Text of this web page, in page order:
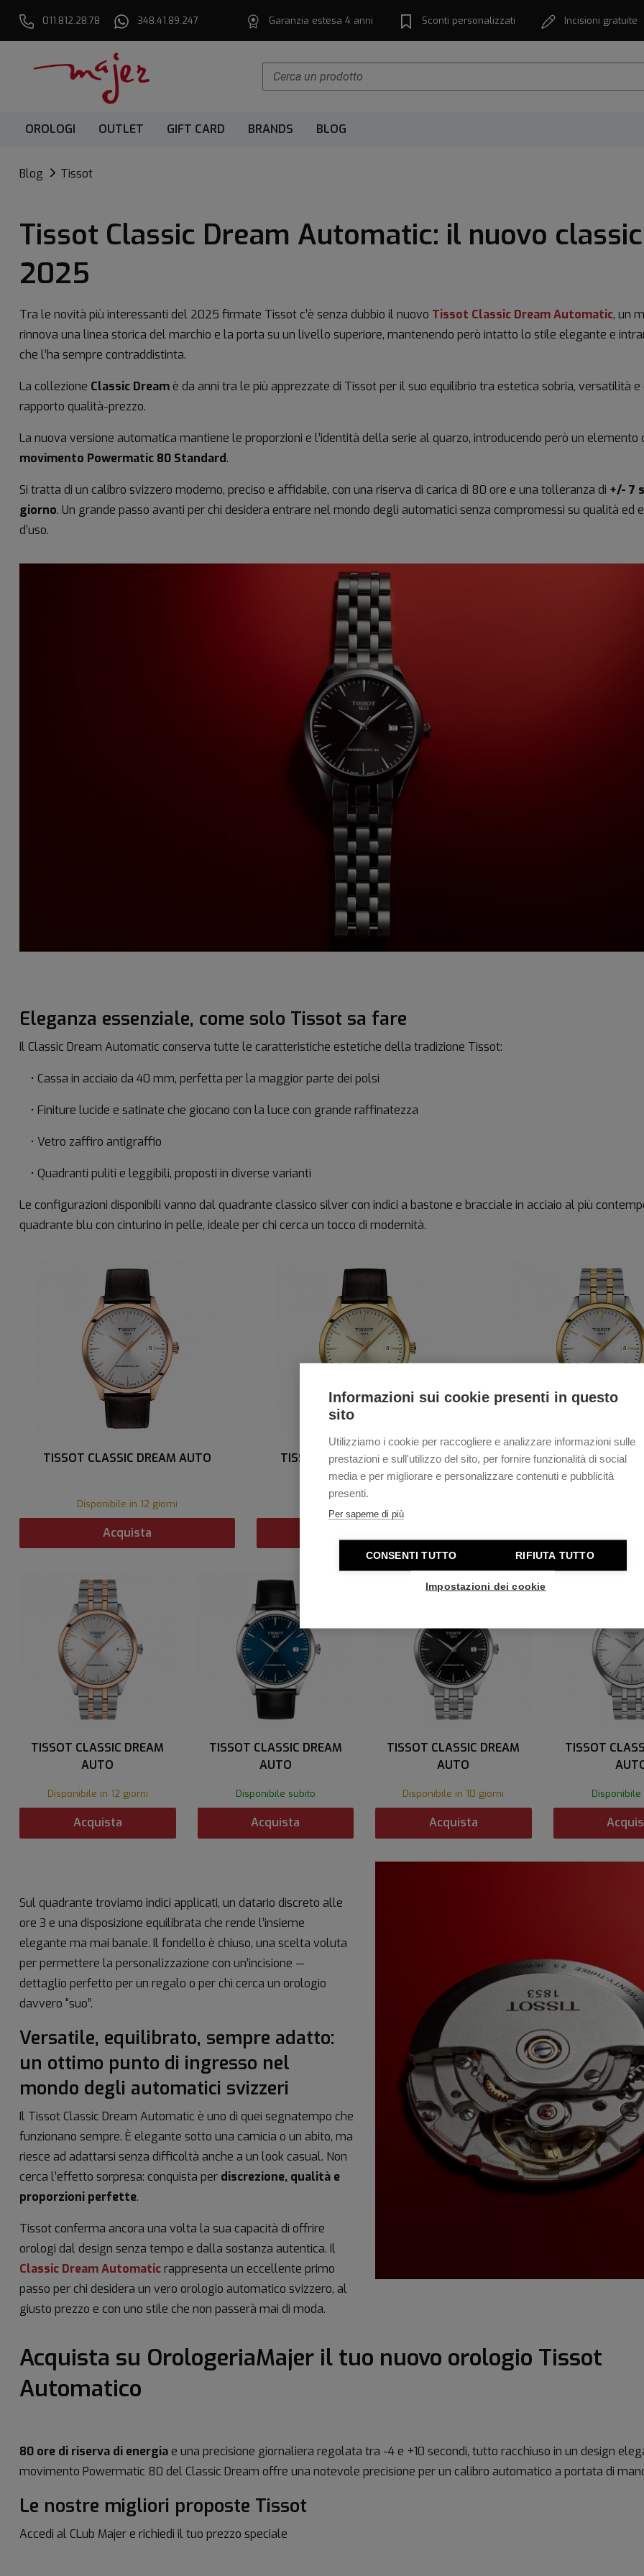
Informazioni sui cookie presenti in questo
sito
Utilizziamo i cookie per raccogliere e analizzare informazioni sulle
prestazioni e sull'utilizzo del sito, per fornire funzionalità di social
media e per migliorare e personalizzare contenuti e pubblicità
presenti.
Per saperne di più
CONSENTI TUTTO RIFIUTA TUTTO
Impostazioni dei cookie
011.812.28.78 348.41.89.247 Garanzia estesa 4 anni Sconti personalizzati Incisioni gratuite
OROLOGI OUTLET GIFT CARD BRANDS BLOG
Blog Tissot
Tissot Classic Dream Automatic: il nuovo
2025
Tra le novità più interessanti del 2025 firmate Tissot c’è senza dubbio il nuovo Tissot Classic Dream Automatic, un
rinnova una linea storica del marchio e la porta su un livello superiore, mantenendo però intatto lo stile elegante e
che l’ha sempre contraddistinta.
La collezione Classic Dreamè da anni tra le più apprezzate di Tissot per il suo equilibrio tra estetica sobria, versatilità
rapporto qualità-prezzo.
La nuova versione automatica mantiene le proporzioni e l’identità della serie al quarzo, introducendo però un elemento
movimento Powermatic 80 Standard.
Si tratta di un calibro svizzero moderno, preciso e affidabile, con una riserva di carica di 80 ore e una tolleranza di +/- 7
giorno. Un grande passo avanti per chi desidera entrare nel mondo degli automatici senza compromessi su qualità ed
d’uso.
Eleganza essenziale, come solo Tissot sa fare
Il Classic Dream Automatic conserva tutte le caratteristiche estetiche della tradizione Tissot:
• Cassa in acciaio da 40 mm, perfetta per la maggior parte dei polsi
• Finiture lucide e satinate che giocano con la luce con grande raffinatezza
• Vetro zaffiro antigraffio
• Quadranti puliti e leggibili, proposti in diverse varianti
Le configurazioni disponibili vanno dal quadrante classico silver con indici a bastone e bracciale in acciaio al più
quadrante blu con cinturino in pelle, ideale per chi cerca un tocco di modernità.
TISSOT CLASSIC DREAM AUTO
Disponibile in 12 giorni
Acquista
TISSOT CLASSIC DREAM AUTO TISSOT CLASSIC
TISSOT CLASSIC DREAM
AUTO
Disponibile in 12 giorni
Acquista
TISSOT CLASSIC DREAM
AUTO
Disponibile subito
Acquista
TISSOT CLASSIC DREAM
AUTO
Disponibile in 10 giorni
Acquista
TISSOT
Disponibile
Sul quadrante troviamo indici applicati, un datario discreto alle
ore 3 e una disposizione equilibrata che rende l’insieme
elegante ma mai banale. Il fondello è chiuso, una scelta voluta
per permettere la personalizzazione con un’incisione —
dettaglio perfetto per un regalo o per chi cerca un orologio
davvero “suo”.
Versatile, equilibrato, sempre adatto:
un ottimo punto di ingresso nel
mondo degli automatici svizzeri
Il Tissot Classic Dream Automatic è uno di quei segnatempo che
funzionano sempre. È elegante sotto una camicia o un abito, ma
riesce ad adattarsi senza difficoltà anche a un look casual. Non
cerca l’effetto sorpresa: conquista per discrezione, qualità e
proporzioni perfette.
Tissot conferma ancora una volta la sua capacità di offrire
orologi dal design senza tempo e dalla sostanza autentica. Il
Classic Dream Automaticrappresenta un eccellente primo
passo per chi desidera un vero orologio automatico svizzero, al
giusto prezzo e con uno stile che non passerà mai di moda.
Acquista su OrologeriaMajer il tuo nuovo orologio Tissot
Automatico
80 ore di riserva di energiae una precisione giornaliera regolata tra -4 e +10 secondi, tutto racchiuso in un design
movimento Powermatic 80 del Classic Dream offre una notevole precisione per un calibro automatico a portata di
Le nostre migliori proposte Tissot
Accedi al CLub Majer e richiedi il tuo prezzo speciale